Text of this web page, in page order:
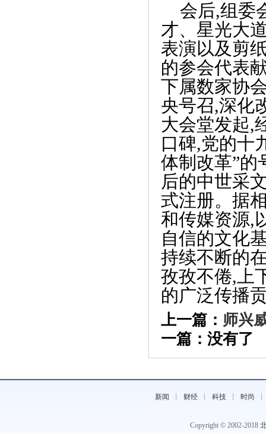
会后,组委
才、星光大
表演以及剪
的参会代表
下属数家协
央号召,深化
大会堂发起,
口碑,党的十
体制改革”的
后的中世采
式注册。据
和传媒资源,
自信的文化
持续不断的
孜孜不倦,上
的广泛传播
上一篇： 师兴
一篇：没有了
新闻 ┊ 财经 ┊科技 ┊ 时尚
Copyright © 2002-2018